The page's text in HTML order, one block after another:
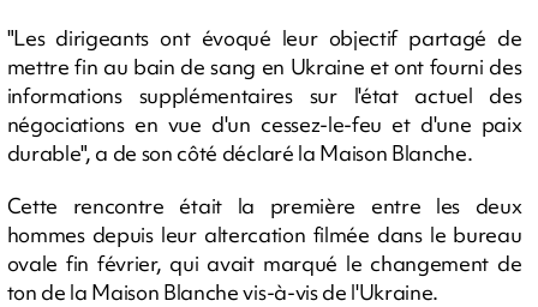
"Les dirigeants ont évoqué leur objectif partagé de
mettre fin au bain de sang en Ukraine et ont fourni des
informations supplémentaires sur l'état actuel des
négociations en vue d'un cessez-le-feu et d'une paix
durable", a de son côté déclaré la Maison Blanche.
Cette rencontre était la première entre les deux
hommes depuis leur altercation filmée dans le bureau
ovale fin février, qui avait marqué le changement de
ton de la Maison Blanche vis-à-vis de l'Ukraine.